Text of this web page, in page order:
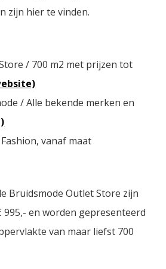
zijn hier te vinden.
/ 700 m2 met prijzen tot
/ Alle bekende merken en
vanaf maat
Bruidsmode Outlet Store zijn
en worden gepresenteerd
van maar liefst 700